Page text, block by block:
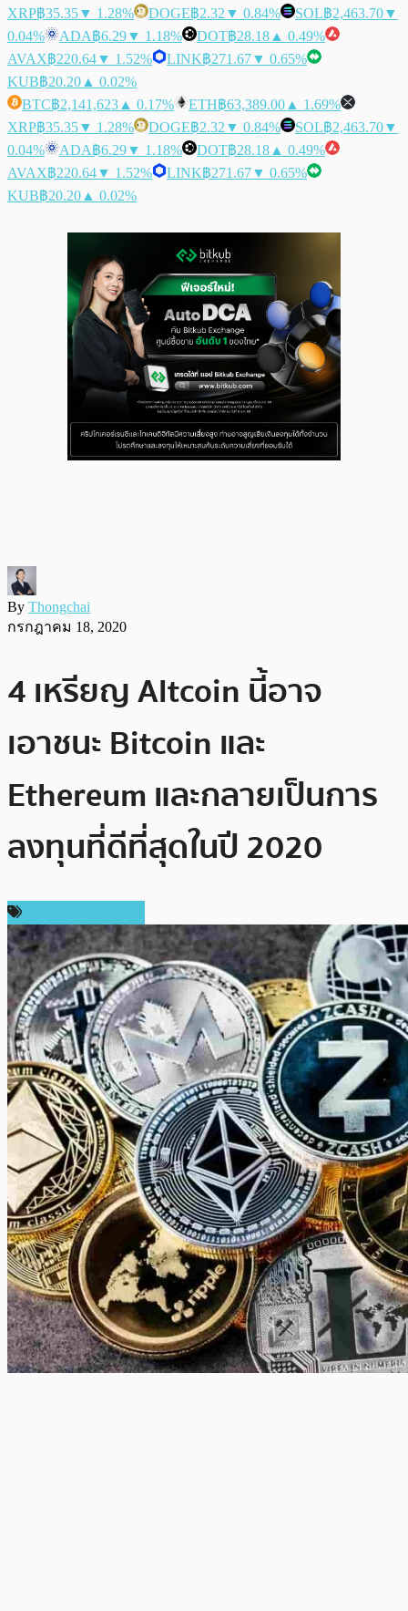
XRP฿35.35▼ 1.28% DOGE฿2.32 ▼ 0.84% SOL฿2,463.70▼
0.04%
ADA฿6.29▼ 1.18% DOT฿28.18 ▲ 0.49%
AVAX฿220.64▼ 1.52% LINK฿271.67▼ 0.65%
KUB฿20.20 ▲ 0.02%
BTC฿2,141,623 ▲ 0.17% ETH฿63,389.00 ▲ 1.69%
XRP฿35.35▼ 1.28% DOGE฿2.32 ▼ 0.84% SOL฿2,463.70▼
0.04%
ADA฿6.29▼ 1.18% DOT฿28.18 ▲ 0.49%
AVAX฿220.64▼ 1.52% LINK฿271.67▼ 0.65%
KUB฿20.20 ▲ 0.02%
By Thongchai
กรกฎาคม 18, 2020
4 เหรียญ Altcoin นี้อาจ
เอาชนะ Bitcoin และ
Ethereum และกลายเป็นการ
ลงทุนที่ดีที่สุดในปี 2020